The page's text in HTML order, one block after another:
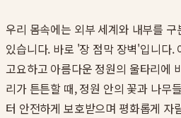
우리 몸속에는 외부 세계와 내부를
있습니다. 바로 '장 점막 장벽'입니다.
고요하고 아름다운 정원의 울타리에
리가 튼튼할 때, 정원 안의 꽃과 나무
터 안전하게 보호받으며 평화롭게 자